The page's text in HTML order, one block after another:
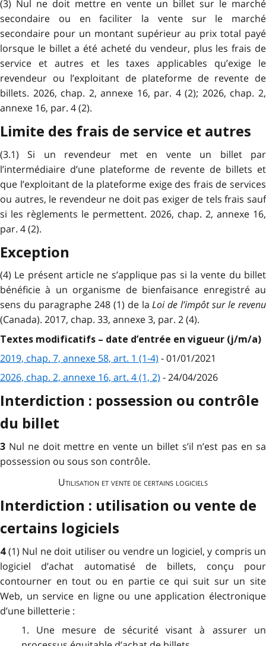
(3) Nul ne doit mettre en vente un billet sur le marché
secondaire ou en faciliter la vente sur le marché
secondaire pour un montant supérieur au prix total payé
lorsque le billet a été acheté du vendeur, plus les frais de
service et autres et les taxes applicables qu’exige le
revendeur ou l’exploitant de plateforme de revente de
billets. 2026, chap. 2, annexe 16, par. 4 (2); 2026, chap. 2,
annexe 16, par. 4 (2).
Limite des frais de service et autres
(3.1) Si un revendeur met en vente un billet par
l’intermédiaire d’une plateforme de revente de billets et
que l’exploitant de la plateforme exige des frais de services
ou autres, le revendeur ne doit pas exiger de tels frais sauf
si les règlements le permettent. 2026, chap. 2, annexe 16,
par. 4 (2).
Exception
(4) Le présent article ne s’applique pas si la vente du billet
bénéficie à un organisme de bienfaisance enregistré au
sens du paragraphe 248 (1) de laLoi de l’impôt sur le revenu
(Canada). 2017, chap. 33, annexe 3, par. 2 (4).
Textes modificatifs – date d’entrée en vigueur (j/m/a)
2019, chap. 7, annexe 58, art. 1 (1-4) - 01/01/2021
2026, chap. 2, annexe 16, art. 4 (1, 2) - 24/04/2026
Interdiction : possession ou contrôle
du billet
3 Nul ne doit mettre en vente un billet s’il n’est pas en sa
possession ou sous son contrôle.
Utilisation et vente de certains logiciels
Interdiction : utilisation ou vente de
certains logiciels
4 (1) Nul ne doit utiliser ou vendre un logiciel, y compris un
logiciel d’achat automatisé de billets, conçu pour
contourner en tout ou en partie ce qui suit sur un site
Web, un service en ligne ou une application électronique
d’une billetterie :
1. Une mesure de sécurité visant à assurer un